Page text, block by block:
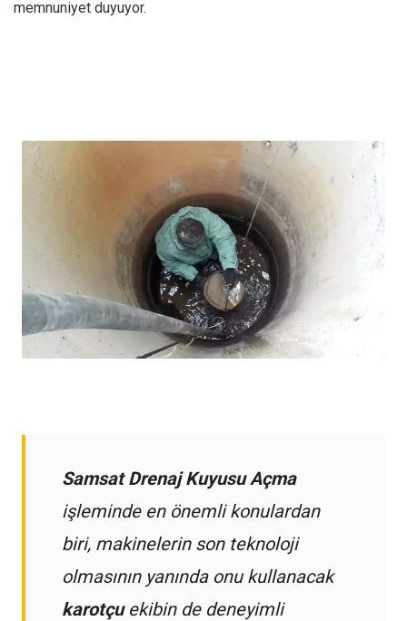
memnuniyet duyuyor.
Samsat Drenaj Kuyusu Açma
işleminde en önemli konulardan
biri, makinelerin son teknoloji
olmasının yanında onu kullanacak
karotçuekibin de deneyimli